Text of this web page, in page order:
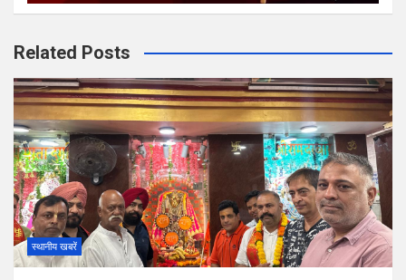
Related Posts
स्थानीय खबरें